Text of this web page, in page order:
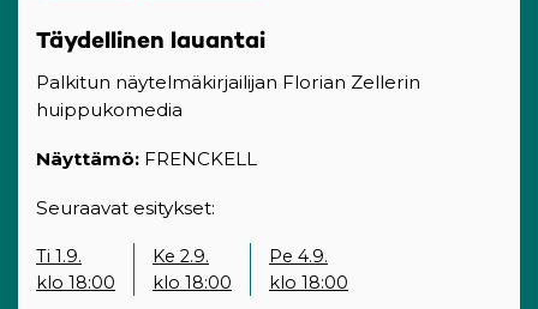
Täydellinen lauantai
Palkitun näytelmäkirjailijan Florian Zellerin
huippukomedia
Näyttämö: FRENCKELL
Seuraavat esitykset:
Ti 1.9.
klo 18:00
Ke 2.9.
klo 18:00
Pe 4.9.
klo 18:00